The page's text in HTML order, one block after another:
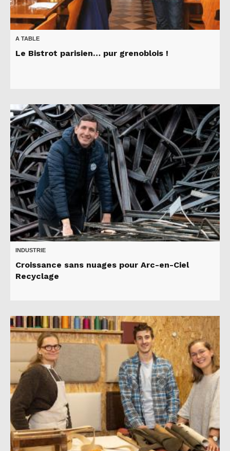
A TABLE
Le Bistrot parisien… pur grenoblois !
INDUSTRIE
Croissance sans nuages pour Arc-en-Ciel
Recyclage